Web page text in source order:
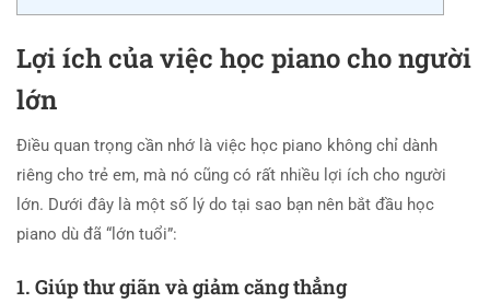
Lợi ích của việc học piano cho người
lớn
Điều quan trọng cần nhớ là việc học piano không chỉ dành
riêng cho trẻ em, mà nó cũng có rất nhiều lợi ích cho người
lớn. Dưới đây là một số lý do tại sao bạn nên bắt đầu học
piano dù đã “lớn tuổi”:
1. Giúp thư giãn và giảm căng thẳng